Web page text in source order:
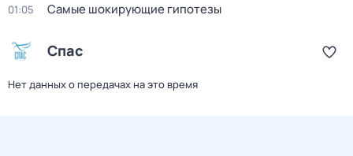
01:05 Самые шoкиpующие гипотезы
Спас
Нет данных о передачах на это время